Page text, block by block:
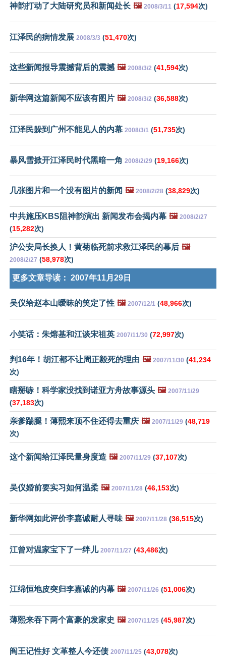
神韵打动了大陆研究员和新闻处长 🖼️ 2008/3/11 (17,594次)
江泽民的病情发展 2008/3/3 (51,470次)
这些新闻报导震撼背后的震撼 🖼️ 2008/3/2 (41,594次)
新华网这篇新闻不应该有图片 🖼️ 2008/3/2 (36,588次)
江泽民躲到广州不能见人的内幕 2008/3/1 (51,735次)
暴风雪掀开江泽民时代黑暗一角 2008/2/29 (19,166次)
几张图片和一个没有图片的新闻 🖼️ 2008/2/28 (38,829次)
中共施压KBS阻神韵演出 新闻发布会揭内幕 🖼️ 2008/2/27
(15,282次)
沪公安局长换人！黄菊临死前求救江泽民的幕后 🖼️
2008/2/27 (58,978次)
更多文章导读： 2007年11月29日
吴仪给赵本山暧昧的笑定了性 🖼️ 2007/12/1 (48,966次)
小笑话：朱熔基和江谈宋祖英 2007/11/30 (72,997次)
判16年！胡江都不让周正毅死的理由 🖼️ 2007/11/30 (41,234
次)
瞎掰哧！科学家没找到诺亚方舟故事源头 🖼️ 2007/11/29
(37,183次)
亲爹踹腿！薄熙来顶不住还得去重庆 🖼️ 2007/11/29 (48,719
次)
这个新闻给江泽民量身度造 🖼️ 2007/11/29 (37,107次)
吴仪婚前要实习如何温柔 🖼️ 2007/11/28 (46,153次)
新华网如此评价李嘉诚耐人寻味 🖼️ 2007/11/28 (36,515次)
江曾对温家宝下了一绊儿 2007/11/27 (43,486次)
江绵恒地皮突归李嘉诚的内幕 🖼️ 2007/11/26 (51,006次)
薄熙来吞下两个富豪的发家史 🖼️ 2007/11/25 (45,987次)
阎王记性好 文革整人今还债 2007/11/25 (43,078次)